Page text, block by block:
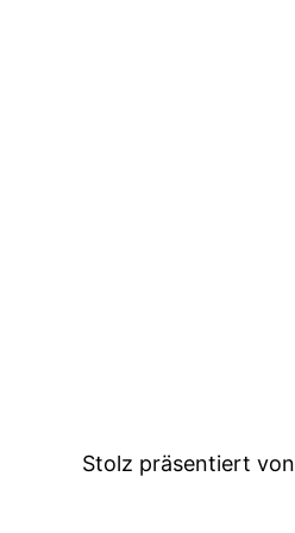
Stolz präsentiert von